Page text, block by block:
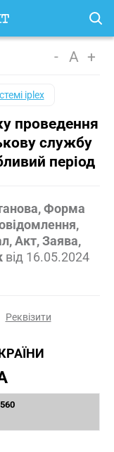
- A +
iplex
проведення
службу
період
Форма
Акт, Заява,
від 16.05.2024
Реквізити